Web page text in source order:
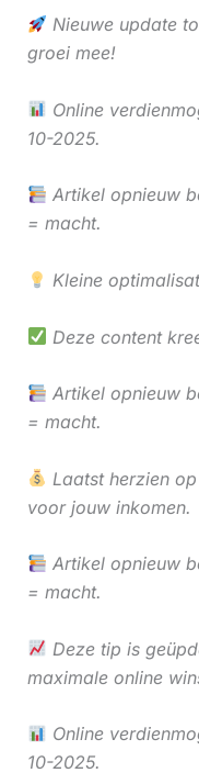
Nieuwe update
groei mee!
Online
10-2025.
Artikel opnieuw
= macht.
Kleine
Deze content
Artikel opnieuw
= macht.
Laatst herzien
voor jouw inkomen.
Artikel opnieuw
= macht.
Deze tip is
maximale online
Online
10-2025.